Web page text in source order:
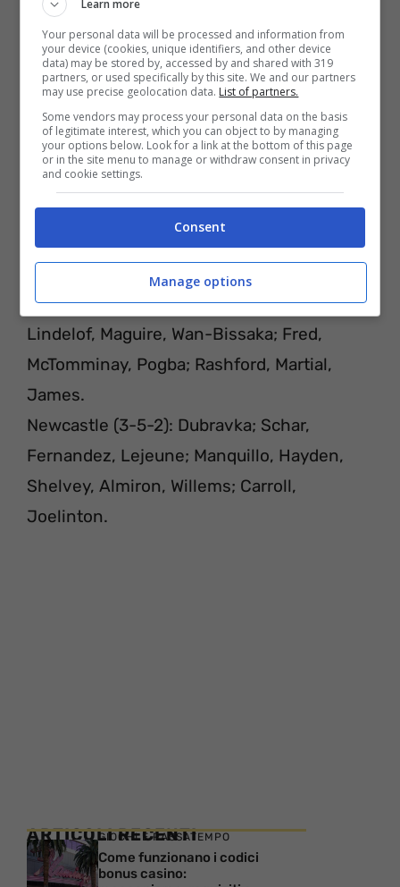
PROBABILI FORMAZIONI
Manchester United (4-3-3): De Gea; Shaw,
Lindelof, Maguire, Wan-Bissaka; Fred,
McTomminay, Pogba; Rashford, Martial,
James.
Newcastle (3-5-2): Dubravka; Schar,
Fernandez, Lejeune; Manquillo, Hayden,
Shelvey, Almiron, Willems; Carroll,
Joelinton.
ARTICOLI RECENTI
GIOCHI E PASSATEMPO
Come funzionano i codici
bonus casino:
Learn more
Your personal data will be processed and information from
your device (cookies, unique identifiers, and other device
data) may be stored by, accessed by and shared with 319
partners, or used specifically by this site. We and our partners
may use precise geolocation data. List of partners.
Some vendors may process your personal data on the basis
of legitimate interest, which you can object to by managing
your options below. Look for a link at the bottom of this page
or in the site menu to manage or withdraw consent in privacy
and cookie settings.
Consent
Manage options